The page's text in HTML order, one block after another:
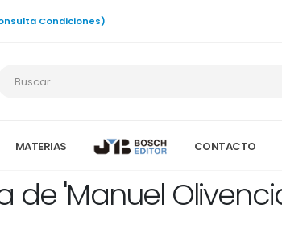
Condiciones)
MATERIAS CONTACTO
de 'Manuel